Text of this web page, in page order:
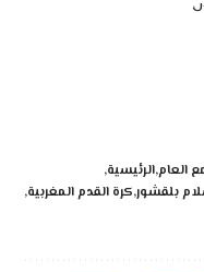
الرئيسية
بلقشوركرة القدم المغربية